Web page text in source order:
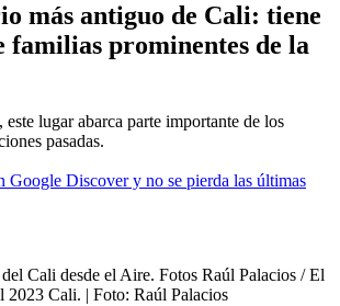
más antiguo de Cali: tiene
familias prominentes de la
lugar abarca parte importante de los
pasadas.
Google Discover y no se pierda las últimas
Cali desde el Aire. Fotos Raúl Palacios / El
2023 Cali. | Foto: Raúl Palacios